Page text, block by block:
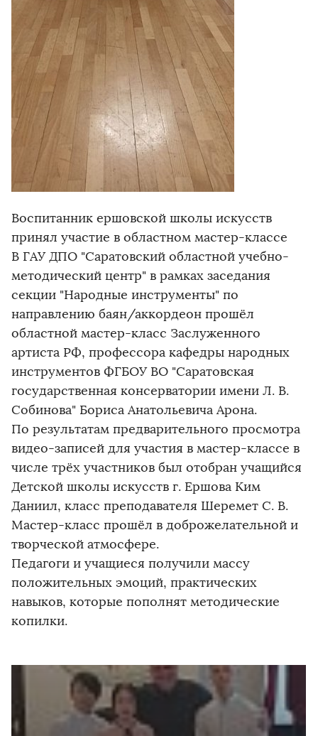
Воспитанник ершовской школы искусств
принял участие в областном мастер-классе
В ГАУ ДПО "Саратовский областной учебно-
методический центр" в рамках заседания
секции "Народные инструменты" по
направлению баян/аккордеон прошёл
областной мастер-класс Заслуженного
артиста РФ, профессора кафедры народных
инструментов ФГБОУ ВО "Саратовская
государственная консерватории имени Л. В.
Собинова" Бориса Анатольевича Арона.
По результатам предварительного просмотра
видео-записей для участия в мастер-классе в
числе трёх участников был отобран учащийся
Детской школы искусств г. Ершова Ким
Даниил, класс преподавателя Шеремет С. В.
Мастер-класс прошёл в доброжелательной и
творческой атмосфере.
Педагоги и учащиеся получили массу
положительных эмоций, практических
навыков, которые пополнят методические
копилки.